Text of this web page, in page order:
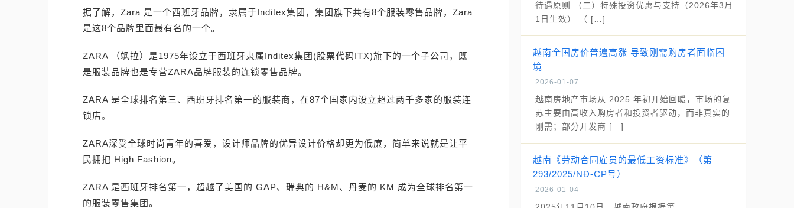
据了解，Zara 是一个西班牙品牌，隶属于Inditex集团，集团旗下共有8个服装零售品牌，Zara
是这8个品牌里面最有名的一个。
ZARA （飒拉）是1975年设立于西班牙隶属Inditex集团(股票代码ITX)旗下的一个子公司，既
是服装品牌也是专营ZARA品牌服装的连锁零售品牌。
ZARA 是全球排名第三、西班牙排名第一的服装商，在87个国家内设立超过两千多家的服装连
锁店。
ZARA深受全球时尚青年的喜爱，设计师品牌的优异设计价格却更为低廉，简单来说就是让平
民拥抱 High Fashion。
ZARA 是西班牙排名第一，超越了美国的 GAP、瑞典的 H&M、丹麦的 KM 成为全球排名第一
的服装零售集团。
待遇原则 （二）特殊投资优惠与支持（2026年3月
1日生效） （ […]
越南全国房价普遍高涨 导致刚需购房者面临困
境
2026-01-07
越南房地产市场从 2025 年初开始回暖，市场的复
苏主要由高收入购房者和投资者驱动，而非真实的
刚需；部分开发商 […]
越南《劳动合同雇员的最低工资标准》（第
293/2025/NĐ-CP号）
2026-01-04